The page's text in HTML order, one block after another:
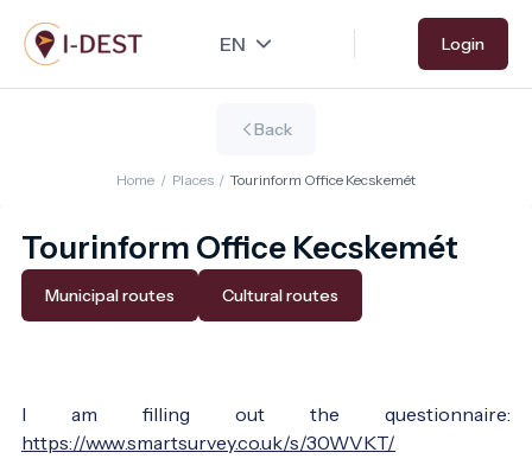
Skip
to
main
Login
Back
Home / Places / Tourinform Office Kecskemét
Tourinform Office Kecskemét
Municipal routes Cultural routes
I am filling out the questionnaire:
https://www.smartsurvey.co.uk/s/30WVKT/